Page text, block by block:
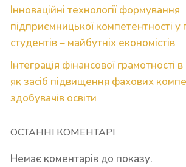
Інноваційні технології формування
підприємницької компетентності у
студентів – майбутніх економістів
Інтеграція фінансової грамотності
як засіб підвищення фахових
здобувачів освіти
ОСТАННІ КОМЕНТАРІ
Немає коментарів до показу.